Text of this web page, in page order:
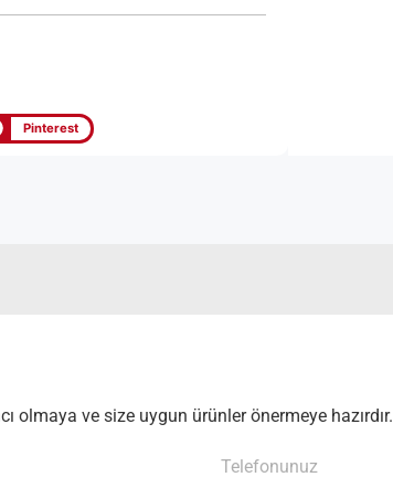
Pinterest
olmaya ve size uygun ürünler önermeye hazırdır.